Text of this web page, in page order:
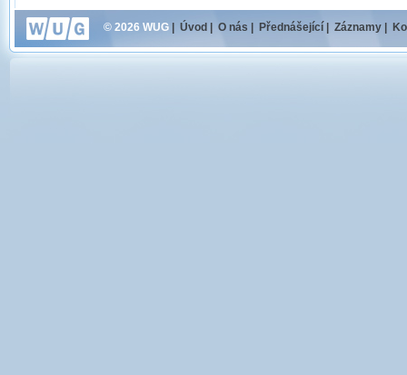
© 2026 WUG Úvod O nás Přednášející Záznamy